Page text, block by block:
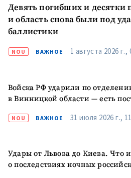
Девять погибших и десятки
и область снова были под
баллистики
NOU ВАЖНОЕ 1 августа 2026 г.,
Войска РФ ударили по
в Винницкой области — есть
NOU ВАЖНОЕ 31 июля 2026 г.,
Удары от Львова до Киева. Что
о последствиях ночных